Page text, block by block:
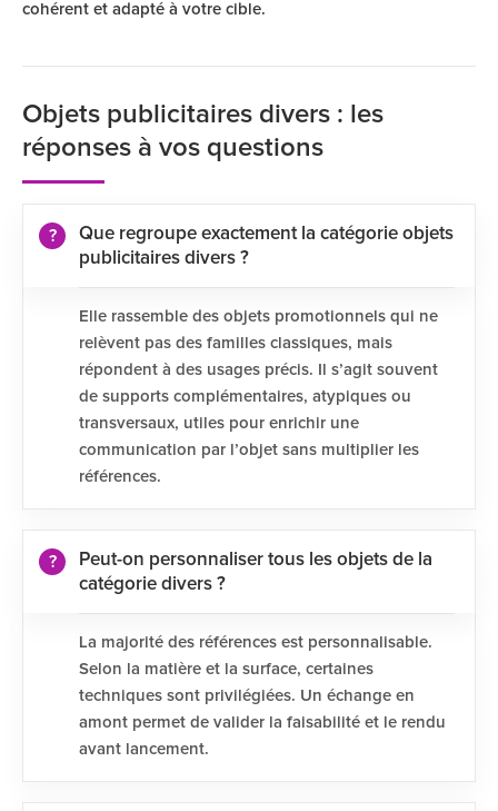
cohérent et adapté à votre cible.
Objets publicitaires divers : les
réponses à vos questions
Que regroupe exactement la catégorie objets
publicitaires divers ?
Elle rassemble des objets promotionnels qui ne
relèvent pas des familles classiques, mais
répondent à des usages précis. Il s’agit souvent
de supports complémentaires, atypiques ou
transversaux, utiles pour enrichir une
communication par l’objet sans multiplier les
références.
Peut-on personnaliser tous les objets de la
catégorie divers ?
La majorité des références est personnalisable.
Selon la matière et la surface, certaines
techniques sont privilégiées. Un échange en
amont permet de valider la faisabilité et le rendu
avant lancement.